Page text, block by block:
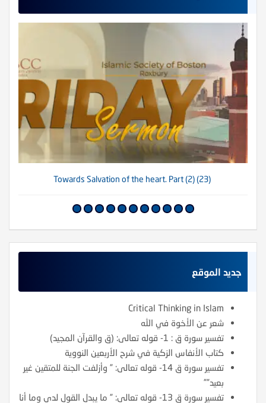
(23) Towards Salvation of the heart. Part (2)
جديد الموقع
Critical Thinking in Islam
شعر عن الأخوة في الله
تفسير سورة ق : 1- قوله تعالى: (ق والقرآن المجيد)
كتاب الأنفاس الزكية في شرح الأربعين النووية
تفسير سورة ق 14- قوله تعالى: ” وأزلفت الجنة للمتقين غير
بعيد””
تفسير سورة ق 13- قوله تعالى: ” ما يبدل القول لدي وما أنا